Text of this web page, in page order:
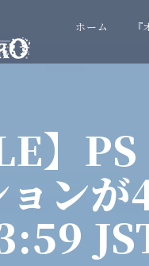
ホーム
】
ョン